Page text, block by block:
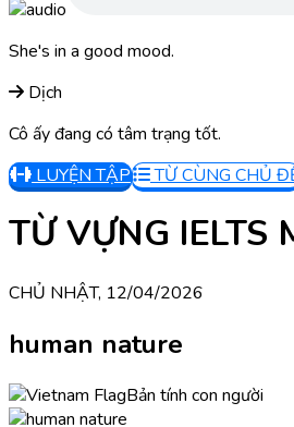
She's in a good mood.
Dịch
Cô ấy đang có tâm trạng tốt.
LUYỆN TẬP
TỪ CÙNG CHỦ
TỪ VỰNG IELTS
CHỦ NHẬT, 12/04/2026
human nature
Bản tính con người